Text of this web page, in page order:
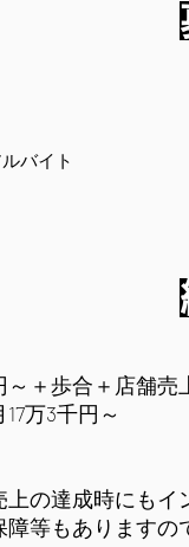
バイト
～＋歩合＋店舗売
万3千円～
の達成時にもイ
等もありますの